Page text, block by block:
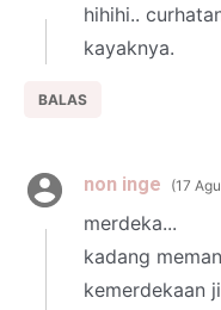
hihihi..
kayaknya.
BALAS
non inge 17
merdeka...
kadang
kemerdekaan